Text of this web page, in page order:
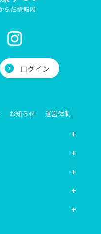
ログイン
お知らせ 運営体制